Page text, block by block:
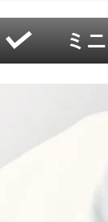
ミ